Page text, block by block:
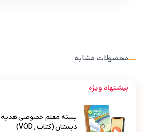
محصولات مشابه
پیشنهاد ویژه
بسته معلم خصوصی هدیه
دبستان (کتاب , VOD)